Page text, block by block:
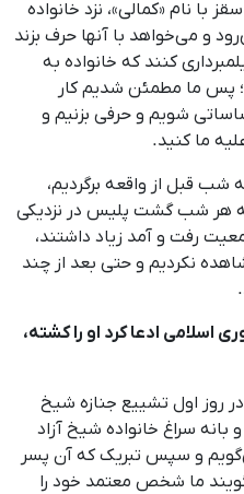
با نام «کمالی»، نزد خانواده
و می‌خواهد با آنها حرف بزند
کنند که خانواده به‌
پس ما مطمئن شدیم کار
شویم و حرفی بزنیم و
ما کنید.
شب قبل از واقعه برگردیم،
هر شب گشت پلیس در نزدیکی
رفت و آمد زیاد داشتند،
نکردیم و حتی بعد از چند
اسلامی ادعا کرد او را کشته،
روز اول تشییع جنازه شیخ
سراغ خانواده شیخ آزاد
و سپس تبریک که آن پسر
ما شخص معتمد خود را